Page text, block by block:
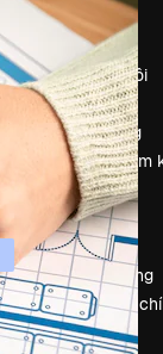
Bảng giá
Về chúng tôi
Reviews
Tuyển dụng
Xu hướng tìm
Blog
Sự kiện
Slidesgo
Bán nội dung
Phòng báo chí
Tìm kiếm